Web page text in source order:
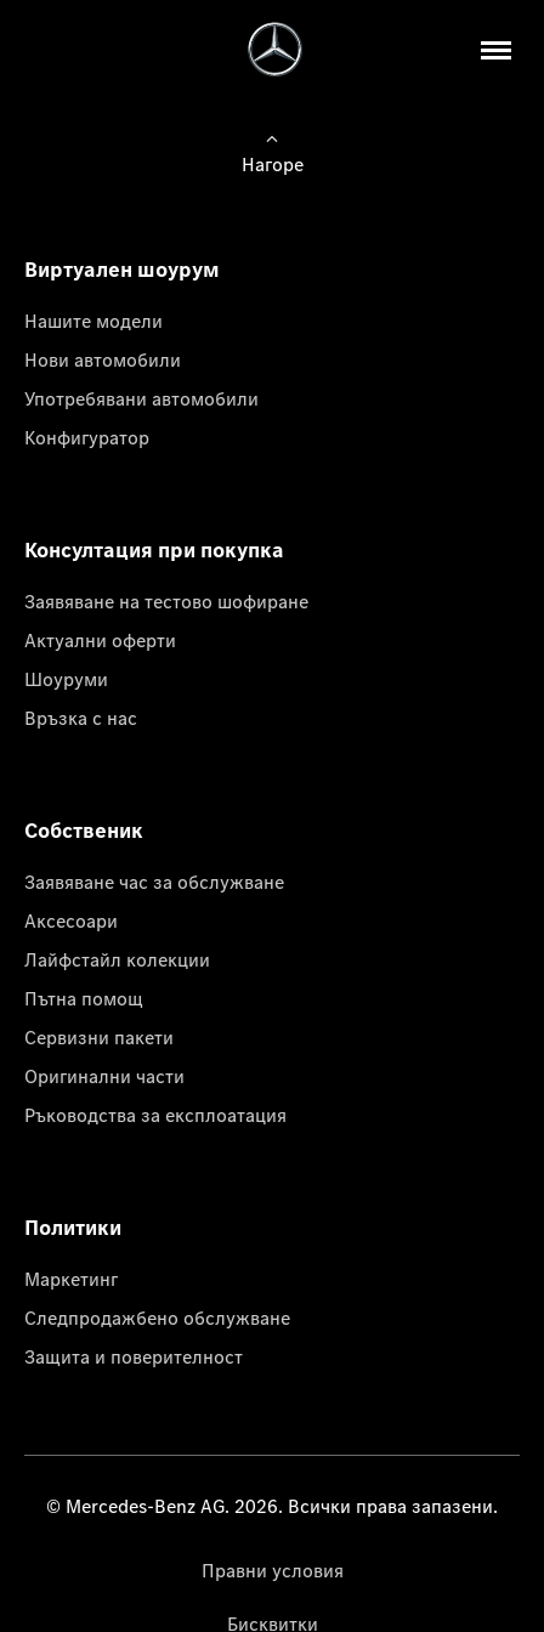
Нагоре
Виртуален шоурум
Нашите модели
Нови автомобили
Употребявани автомобили
Конфигуратор
Консултация при покупка
Заявяване на тестово шофиране
Актуални оферти
Шоуруми
Връзка с нас
Собственик
Заявяване час за обслужване
Аксесоари
Лайфстайл колекции
Пътна помощ
Сервизни пакети
Оригинални части
Ръководства за експлоатация
Политики
Маркетинг
Следпродажбено обслужване
Защита и поверителност
© Mercedes-Benz AG. 2026. Всички права запазени.
Правни условия
Бисквитки